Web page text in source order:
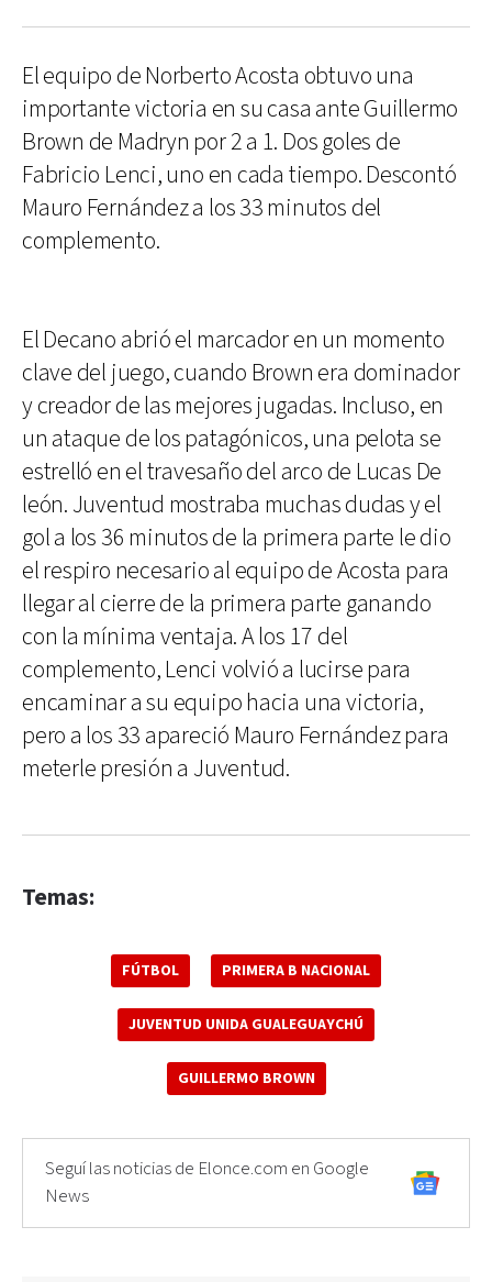
El equipo de Norberto Acosta obtuvo una
importante victoria en su casa ante Guillermo
Brown de Madryn por 2 a 1. Dos goles de
Fabricio Lenci, uno en cada tiempo. Descontó
Mauro Fernández a los 33 minutos del
complemento.
El Decano abrió el marcador en un momento
clave del juego, cuando Brown era dominador
y creador de las mejores jugadas. Incluso, en
un ataque de los patagónicos, una pelota se
estrelló en el travesaño del arco de Lucas De
león. Juventud mostraba muchas dudas y el
gol a los 36 minutos de la primera parte le dio
el respiro necesario al equipo de Acosta para
llegar al cierre de la primera parte ganando
con la mínima ventaja. A los 17 del
complemento, Lenci volvió a lucirse para
encaminar a su equipo hacia una victoria,
pero a los 33 apareció Mauro Fernández para
meterle presión a Juventud.
Temas:
FÚTBOL PRIMERA B NACIONAL
JUVENTUD UNIDA GUALEGUAYCHÚ
GUILLERMO BROWN
Seguí las noticias de Elonce.com en Google
News